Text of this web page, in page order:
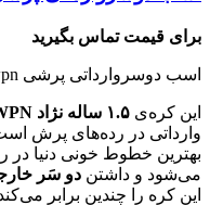
برای قیمت تماس بگیرید
اسب دوسروارداتی پرشی kwpn کره 1.5 ساله
این کره‌ی ۱.۵ ساله نژاد KWPN
وارداتی در رده‌های پرش
بهترین خطوط خونی دنیا در
می‌شود و داشتن دو سَر
این کره را چندین برابر